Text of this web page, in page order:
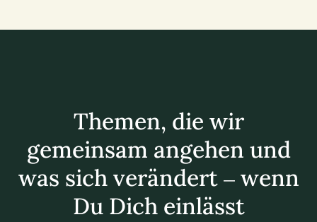
Themen, die wir
gemeinsam angehen und
was sich verändert – wenn
Du Dich einlässt